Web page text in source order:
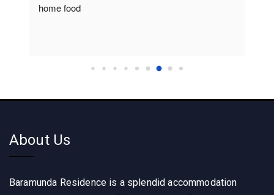
home food
About Us
Baramunda Residence is a splendid accommodation